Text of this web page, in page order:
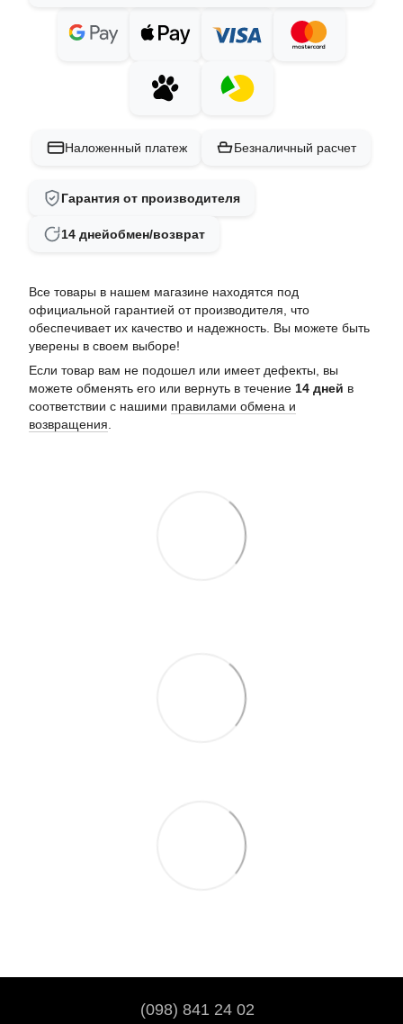
Наложенный платеж Безналичный расчет
Гарантия от производителя
14 днейобмен/возврат
Все товары в нашем магазине находятся под
официальной гарантией от производителя, что
обеспечивает их качество и надежность. Вы можете быть
уверены в своем выборе!
Если товар вам не подошел или имеет дефекты, вы
можете обменять его или вернуть в течение 14 дней в
соответствии с нашими правилами обмена и
возвращения
(098) 841 24 02